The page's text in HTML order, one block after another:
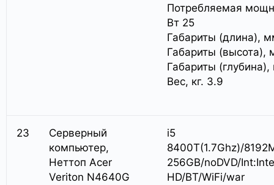
Потребляемая
Вт 25
Габариты (длина),
Габариты (высота),
Габариты
Вес, кг. 3.9
23
Серверный
компьютер,
Неттоп Acer
Veriton N4640G
i5
8400T(1.7Ghz)/
256GB/noDVD/
HD/BT/WiFi/war